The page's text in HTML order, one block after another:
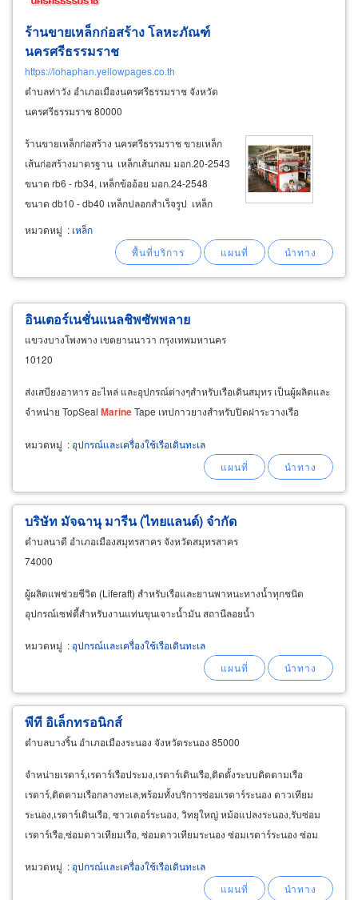
ร้านขายเหล็กก่อสร้าง โลหะภัณฑ์
นครศรีธรรมราช
https://lohaphan.yellowpages.co.th
ตำบลท่าวัง อำเภอเมืองนครศรีธรรมราช จังหวัด
นครศรีธรรมราช 80000
ร้านขายเหล็กก่อสร้าง นครศรีธรรมราช ขายเหล็ก
เส้นก่อสร้างมาตรฐาน เหล็กเส้นกลม มอก.20-2543
ขนาด rb6 - rb34, เหล็กข้ออ้อย มอก.24-2548
ขนาด db10 - db40 เหล็กปลอกสำเร็จรูป เหล็ก
ปลอกเสา เหล็กปลอกคาน ฟุตติ้งสำเร็จรูป ลวดผูก
เหล็ก ตะแกรงเทพื้น (ไวร์เมช) เหล็กแป๊ป เหล็กท่อ
หมวดหมู่ : เหล็ก
อินเตอร์เนชั่นแนลชิพซัพพลาย
แขวงบางโพงพาง เขตยานนาวา กรุงเทพมหานคร
10120
ส่งเสบียงอาหาร อะไหล่ และอุปกรณ์ต่างๆสำหรับเรือเดินสมุทร เป็นผู้ผลิตและ
จำหน่าย TopSeal MarineTape เทปกาวยางสำหรับปิดฝาระวางเรือ
หมวดหมู่ : อุปกรณ์และเครื่องใช้เรือเดินทะเล
บริษัท มัจฉานุ มารีน (ไทยแลนด์) จำกัด
ตำบลนาดี อำเภอเมืองสมุทรสาคร จังหวัดสมุทรสาคร
74000
ผู้ผลิตแพช่วยชีวิต (Liferaft) สำหรับเรือและยานพาหนะทางน้ำทุกชนิด
อุปกรณ์เซฟตี้สำหรับงานแท่นขุนเจาะน้ำมัน สถานีลอยน้ำ
หมวดหมู่ : อุปกรณ์และเครื่องใช้เรือเดินทะเล
พีที อิเล็กทรอนิกส์
ตำบลบางริ้น อำเภอเมืองระนอง จังหวัดระนอง 85000
จำหน่ายเรดาร์,เรดาร์เรือประมง,เรดาร์เดินเรือ,ติดตั้งระบบติดตามเรือ
เรดาร์,ติดตามเรือกลางทะเล,พร้อมทั้งบริการซ่อมเรดาร์ระนอง ดาวเทียม
ระนอง,เรดาร์เดินเรือ, ซาวเดอร์ระนอง, วิทยุใหญ่ หม้อแปลงระนอง,รับซ่อม
เรดาร์เรือ,ซ่อมดาวเทียมเรือ, ซ่อมดาวเทียมระนอง ซ่อมเรดาร์ระนอง ซ่อม
หมวดหมู่ : อุปกรณ์และเครื่องใช้เรือเดินทะเล